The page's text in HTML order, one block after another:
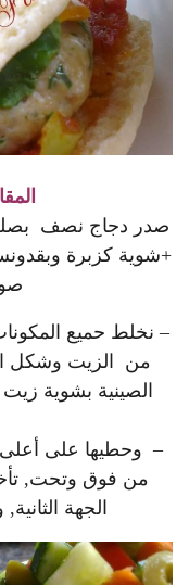
+شوية كزبرة
– نخلط حميع
من الزيت وشكل
الصينية بشوية
– وحطيها على أعلى
الجهة